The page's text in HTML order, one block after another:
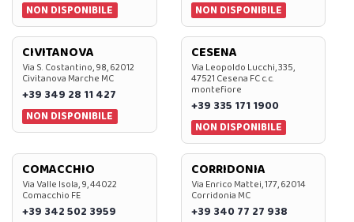
NON DISPONIBILE
NON DISPONIBILE
CIVITANOVA
Via S. Costantino, 98, 62012
Civitanova Marche MC
+39 349 28 11 427
NON DISPONIBILE
CESENA
Via Leopoldo Lucchi, 335,
47521 Cesena FC c.c.
montefiore
+39 335 171 1900
NON DISPONIBILE
COMACCHIO
Via Valle Isola, 9, 44022
Comacchio FE
+39 342 502 3959
CORRIDONIA
Via Enrico Mattei, 177, 62014
Corridonia MC
+39 340 77 27 938